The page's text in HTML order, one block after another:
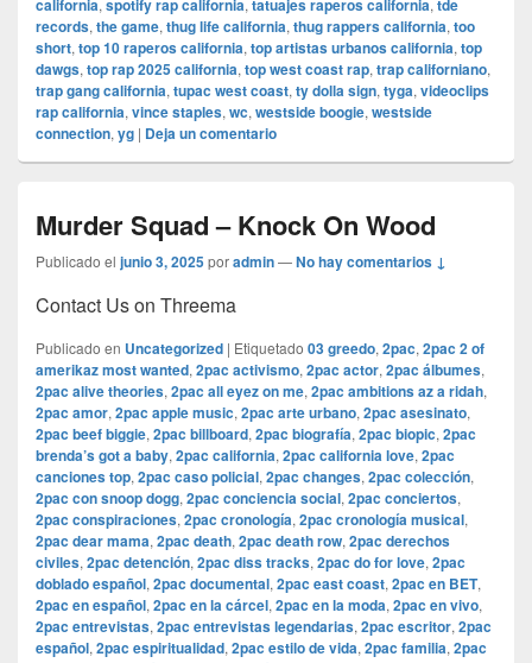
california, spotify rap california, tatuajes raperos california, tde
records, the game, thug life california, thug rappers california, too
short, top 10 raperos california, top artistas urbanos california, top
dawgs, top rap 2025 california, top west coast rap, trap californiano,
trap gang california, tupac west coast, ty dolla sign, tyga, videoclips
rap california, vince staples, wc, westside boogie, westside
connection, yg | Deja un comentario
Murder Squad – Knock On Wood
Publicado el junio 3, 2025poradmin—No hay comentarios ↓
Contact Us on Threema
Publicado en Uncategorized | Etiquetado 03 greedo, 2pac, 2pac 2 of
amerikaz most wanted, 2pac activismo, 2pac actor, 2pac álbumes,
2pac alive theories, 2pac all eyez on me, 2pac ambitions az a ridah,
2pac amor, 2pac apple music, 2pac arte urbano, 2pac asesinato,
2pac beef biggie, 2pac billboard, 2pac biografía, 2pac biopic, 2pac
brenda’s got a baby, 2pac california, 2pac california love, 2pac
canciones top, 2pac caso policial, 2pac changes, 2pac colección,
2pac con snoop dogg, 2pac conciencia social, 2pac conciertos,
2pac conspiraciones, 2pac cronología, 2pac cronología musical,
2pac dear mama, 2pac death, 2pac death row, 2pac derechos
civiles, 2pac detención, 2pac diss tracks, 2pac do for love, 2pac
doblado español, 2pac documental, 2pac east coast, 2pac en BET,
2pac en español, 2pac en la cárcel, 2pac en la moda, 2pac en vivo,
2pac entrevistas, 2pac entrevistas legendarias, 2pac escritor, 2pac
español, 2pac espiritualidad, 2pac estilo de vida, 2pac familia, 2pac